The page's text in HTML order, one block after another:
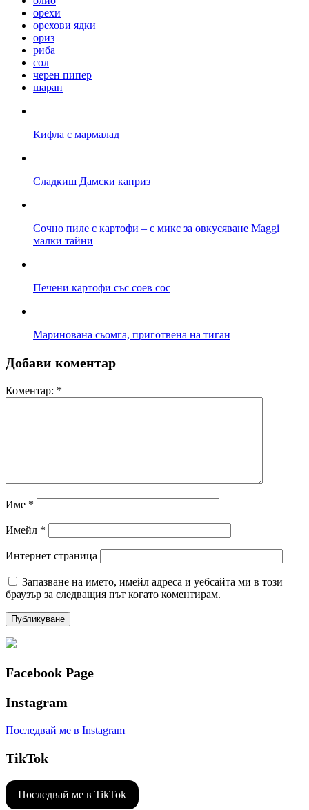
орехи
орехови ядки
ориз
риба
сол
черен пипер
шаран
Кифла с мармалад
Сладкиш Дамски каприз
Сочно пиле с картофи – с микс за овкусяване Maggi
малки тайни
Печени картофи със соев сос
Маринована сьомга, приготвена на тиган
Добави коментар
Коментар: *
Име *
Имейл *
Интернет страница
Запазване на името, имейл адреса и уебсайта ми в този
браузър за следващия път когато коментирам.
Facebook Page
Instagram
Последвай ме в Instagram
TikTok
Последвай ме в TikTok